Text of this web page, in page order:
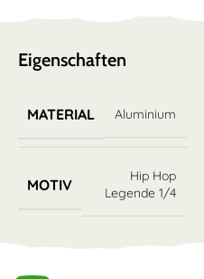
Eigenschaften
MATERIAL Aluminium
MOTIV
Hip Hop
Legende 1/4